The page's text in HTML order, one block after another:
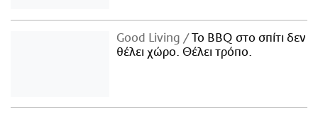
Good Living
Το BBQ στο σπίτι δεν
θέλει χώρο. Θέλει τρόπο.